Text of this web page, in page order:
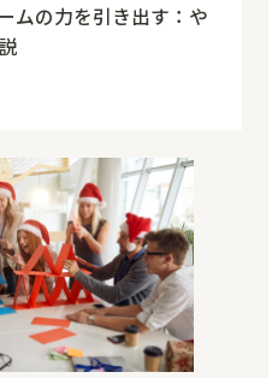
ムの力を引き出す：や